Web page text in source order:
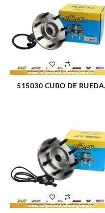
515030 CUBO DE RUEDA